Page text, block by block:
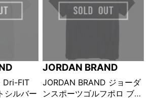
Dri-FIT
シルバー
JORDAN BRAND
JORDAN BRAND ジョーダ
ンスポーツゴルフポロ ブラ